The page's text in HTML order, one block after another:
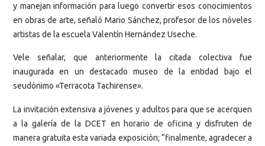
y manejan información para luego convertir esos conocimientos
en obras de arte, señaló Mario Sánchez, profesor de los nóveles
artistas de la escuela Valentín Hernández Useche.
Vele señalar, que anteriormente la citada colectiva fue
inaugurada en un destacado museo de la entidad bajo el
seudónimo «Terracota Tachirense».
La invitación extensiva a jóvenes y adultos para que se acerquen
a la galería de la DCET en horario de oficina y disfruten de
manera gratuita esta variada exposición; “finalmente, agradecer a